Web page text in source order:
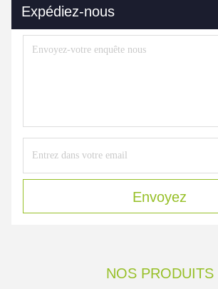
Expédiez-nous
Envoyez
NOS PRODUITS